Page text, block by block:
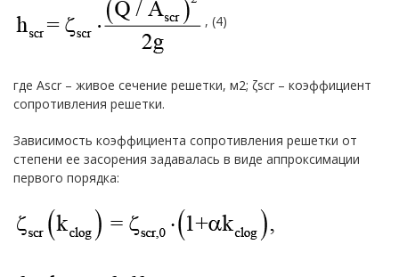
, (4)
где Ascr – живое сечение решетки, м2; ζscr – коэффициент
сопротивления решетки.
Зависимость коэффициента сопротивления решетки от
степени ее засорения задавалась в виде аппроксимации
первого порядка: